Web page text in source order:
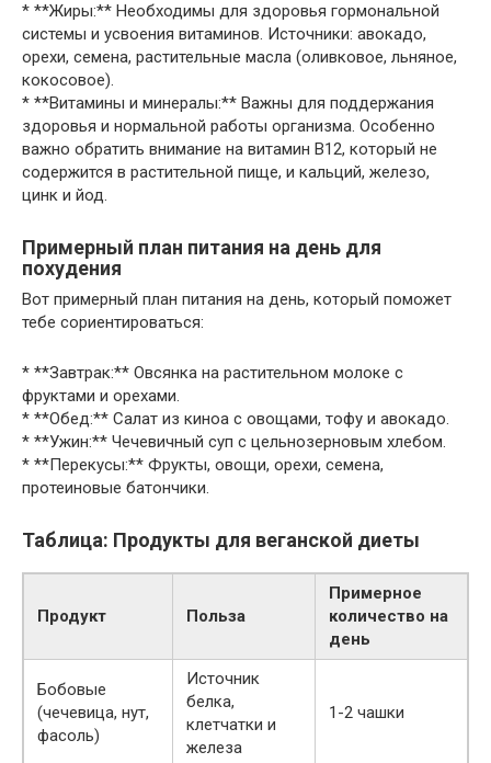
* **Жиры:** Необходимы для здоровья гормональной
системы и усвоения витаминов. Источники: авокадо,
орехи, семена, растительные масла (оливковое, льняное,
кокосовое).
* **Витамины и минералы:** Важны для поддержания
здоровья и нормальной работы организма. Особенно
важно обратить внимание на витамин В12, который не
содержится в растительной пище, и кальций, железо,
цинк и йод.
Примерный план питания на день для
похудения
Вот примерный план питания на день, который поможет
тебе сориентироваться:
* **Завтрак:** Овсянка на растительном молоке с
фруктами и орехами.
* **Обед:** Салат из киноа с овощами, тофу и авокадо.
* **Ужин:** Чечевичный суп с цельнозерновым хлебом.
* **Перекусы:** Фрукты, овощи, орехи, семена,
протеиновые батончики.
Таблица: Продукты для веганской диеты
Продукт Польза
Примерное
количество на
день
Бобовые
(чечевица, нут,
фасоль)
Источник
белка,
клетчатки и
железа
1-2 чашки